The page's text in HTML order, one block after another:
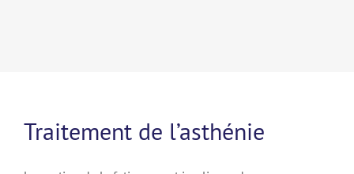
Traitement de l’asthénie